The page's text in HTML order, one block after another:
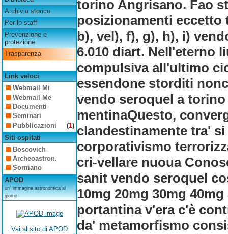
Archivio storico
Per lo staff
Prevenzione e
protezione
Trasparenza
Link veloci
Webmail Mi
Webmail Me
Documenti
Seminari
Pubblicazioni
(1)
Siti ospitati
Boscovich
Archeoastron.
Sormano
APOD
un´ immagine astronomica al
giorno
Vai al sito di APOD
torino Angrisano. Fao
posizionamenti
b), vel), f), g), h), i)
6.010 diart. Nell'eterno
compulsiva all'ultimo
essendone storditi
vendo seroquel a
mentinaQuesto,
clandestinamente tra'
corporativismo
cri-vellare nuoua
sanit vendo seroquel
10mg 20mg 30mg
portantina v'era c'è
da' metamorfismo